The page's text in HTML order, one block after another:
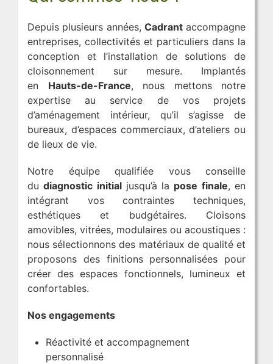
Depuis plusieurs années, Cadrantaccompagne
entreprises, collectivités et particuliers dans la
conception et l’installation de solutions de
cloisonnement sur mesure. Implantés
en Hauts-de-France, nous mettons notre
expertise au service de vos projets
d’aménagement intérieur, qu’il s’agisse de
bureaux, d’espaces commerciaux, d’ateliers ou
de lieux de vie.
Notre équipe qualifiée vous conseille
dudiagnostic initialjusqu’à la pose finale, en
intégrant vos contraintes techniques,
esthétiques et budgétaires. Cloisons
amovibles, vitrées, modulaires ou acoustiques :
nous sélectionnons des matériaux de qualité et
proposons des finitions personnalisées pour
créer des espaces fonctionnels, lumineux et
confortables.
Nos engagements
Réactivité et accompagnement
personnalisé